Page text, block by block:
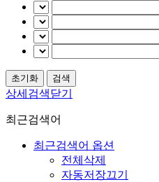
상세검색닫기
최근검색어
최근검색어 옵션
전체삭제
자동저장끄기